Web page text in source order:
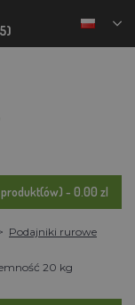
- 0.00 zl
Podajniki rurowe
20 kg